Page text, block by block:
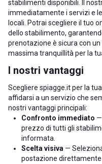
stabilimenti disponibili. Il
immediatamente i servizi e
locali. Potrai scegliere il tuo
dello stabilimento,
prenotazione è sicura con
massima tranquillità per la
I nostri vantaggi
Scegliere spiagge.it per la
affidarsi a un servizio che
nostri vantaggi principali:
Confronto immediato
prezzo di tutti gli
informata.
Scelta visiva —
postazione